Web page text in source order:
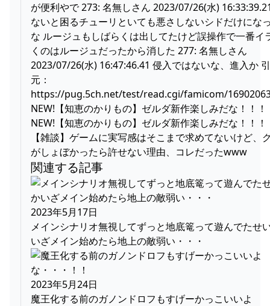
が便利やで 273: 名無しさん 2023/07/26(水)
ないと困るチューリといても悪さしないシドだけにな
な ルージュもしばらくは出してたけど誤操作で一番イ
くのはルージュだったから消した 277: 名無しさん
2023/07/26(水) 16:47:46.41 侵入ではないな、進入か
元：
https://pug.5ch.net/test/read.cgi/famicom/
NEW!【知恵のかりもの】ゼルダ新作楽しみだな！！！
NEW!【知恵のかりもの】ゼルダ新作楽しみだな！！！
【雑談】ゲームに実写感はそこまで求めてないけど、
がしょぼかったら許せない理由、コレだったwww
関連する記事
2023年5月17日
メインシナリオ無視してずっと地底篭って遊んでたせ
いざメイン始めたら地上の敵弱い・・・
2023年5月24日
魔王化する前のガノンドロフもすげーかっこいいよ